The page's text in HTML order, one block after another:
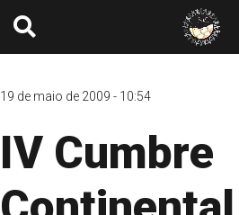
19 de maio de 2009 - 10:54
IV Cumbre